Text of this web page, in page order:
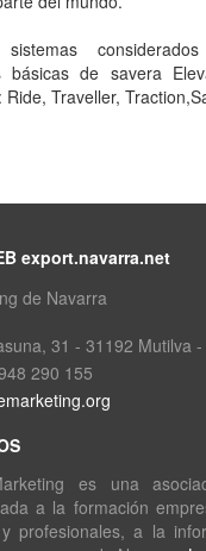
básicas de savera
Traveller,
export.navarra.net
de Navarra
31 - 31192 Mutilva
290 155
es una
a la formación
profesionales, a la